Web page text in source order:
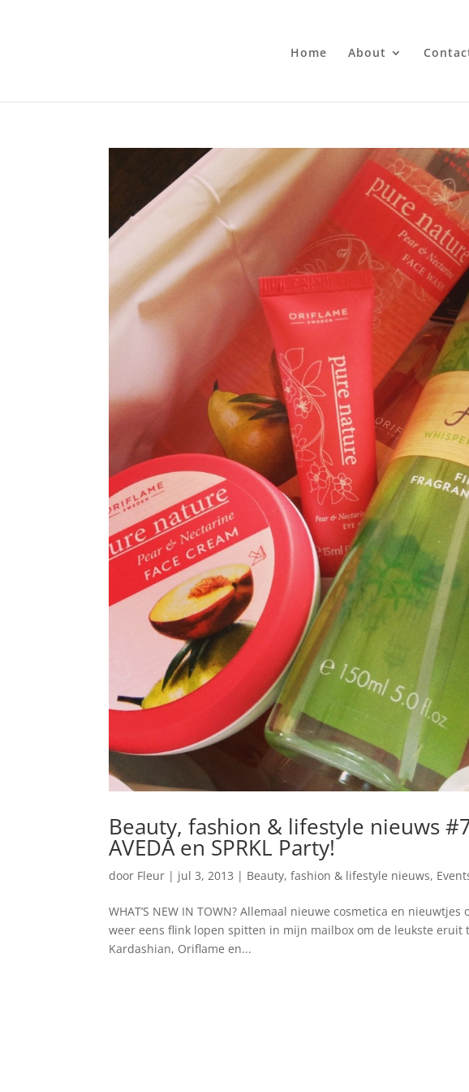
Home About
Beauty, fashion & lifestyle nieuws
AVEDA en SPRKL Party!
door Fleur | jul 3, 2013 | Beauty, fashion & lifestyle nieuws,
WHAT’S NEW IN TOWN? Allemaal nieuwe cosmetica en
weer eens flink lopen spitten in mijn mailbox om de leukste
Kardashian, Oriflame en...